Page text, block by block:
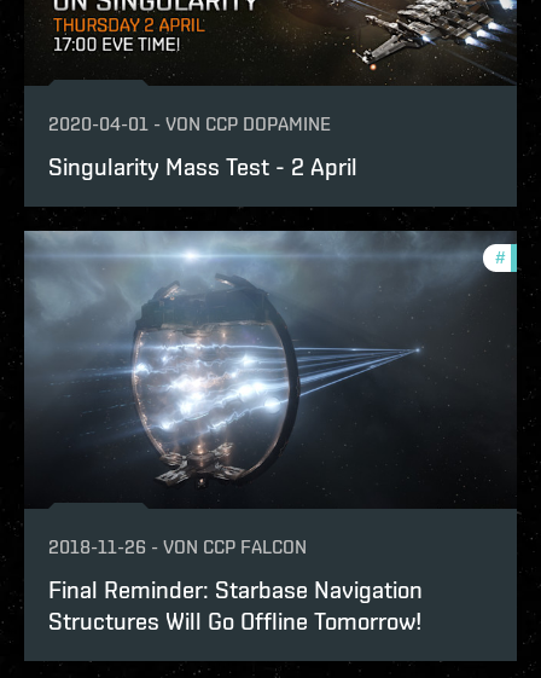
2020-04-01 - VON CCP DOPAMINE
Singularity Mass Test - 2 April
#
2018-11-26 - VON CCP FALCON
Final Reminder: Starbase Navigation
Structures Will Go Offline Tomorrow!